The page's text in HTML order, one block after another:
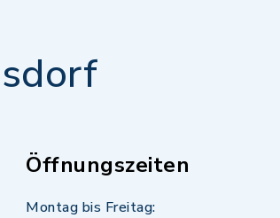
Öffnungszeiten
Montag bis Freitag: